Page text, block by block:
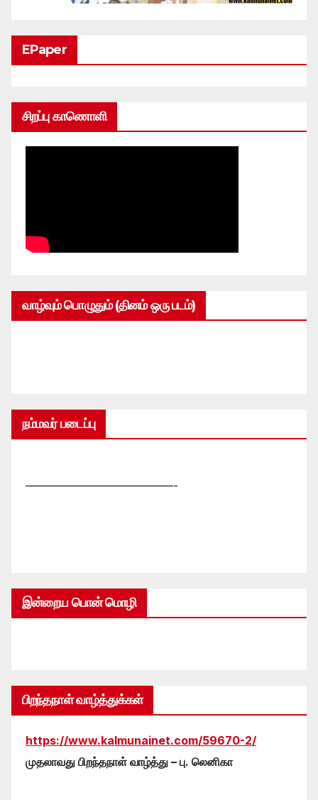
EPaper
சிறப்பு காணொளி
வாழ்வும் பொழுதும் (தினம் ஒரு படம்)
நம்மவர் படைப்பு
—————————————-
இன்றைய பொன் மொழி
பிறந்தநாள் வாழ்த்துக்கள்
https://www.kalmunainet.com/59670-2/
முதலாவது பிறந்தநாள் வாழ்த்து – பு. லெனிகா